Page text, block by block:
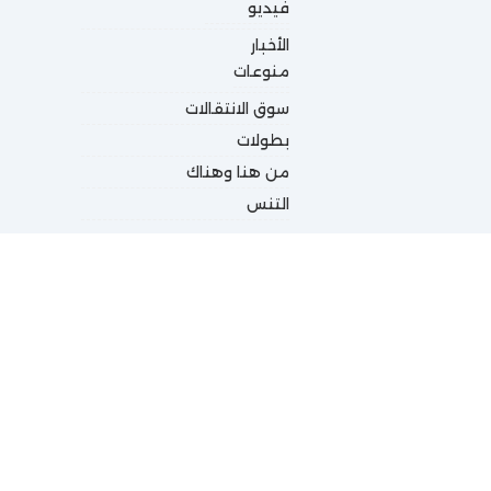
فيديو
الأخبار
منوعات
سوق الانتقالات
بطولات
من هنا وهناك
التنس